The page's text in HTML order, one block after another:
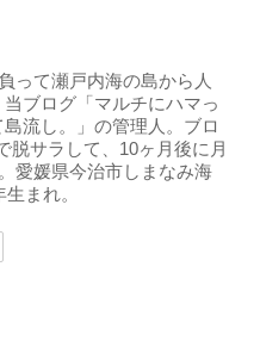
って瀬戸内海の島から人
ブログ「マルチにハマっ
流し。」の管理人。ブロ
脱サラして、10ヶ月後に月
愛媛県今治市しまなみ海
まれ。